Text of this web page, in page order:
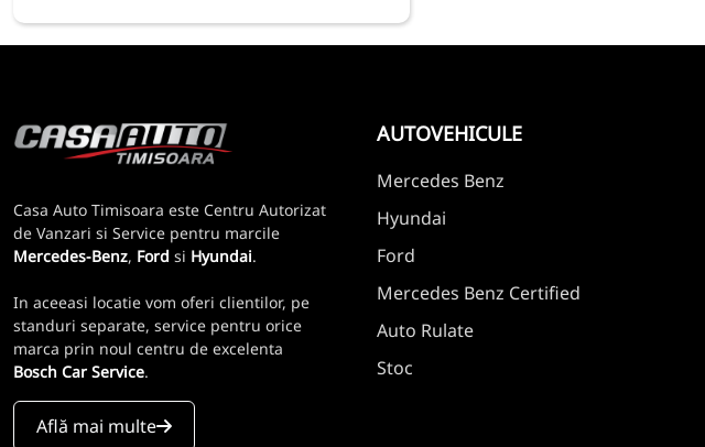
Casa Auto Timisoara este Centru Autorizat
de Vanzari si Service pentru marcile
Mercedes-Benz, Ford si Hyundai.
In aceeasi locatie vom oferi clientilor, pe
standuri separate, service pentru orice
marca prin noul centru de excelenta
Bosch Car Service.
Află mai multe
AUTOVEHICULE
Mercedes Benz
Hyundai
Ford
Mercedes Benz Certified
Auto Rulate
Stoc